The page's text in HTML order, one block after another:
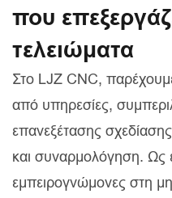
που
τελειώματα
Στο LJZ CNC,
από υπηρεσίες,
επανεξέτασης
και συναρμολόγηση. Ως
εμπειρογνώμονες στη